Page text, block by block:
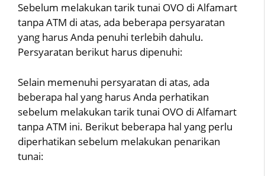
Sebelum melakukan tarik tunai OVO di Alfamart
tanpa ATM di atas, ada beberapa persyaratan
yang harus Anda penuhi terlebih dahulu.
Persyaratan berikut harus dipenuhi:
Selain memenuhi persyaratan di atas, ada
beberapa hal yang harus Anda perhatikan
sebelum melakukan tarik tunai OVO di Alfamart
tanpa ATM ini. Berikut beberapa hal yang perlu
diperhatikan sebelum melakukan penarikan
tunai: